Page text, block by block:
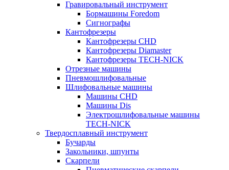
Гравировальный инструмент
Бормашины Foredom
Сигнографы
Кантофрезеры
Кантофрезеры CHD
Кантофрезеры Diamaster
Кантофрезеры TECH-NICK
Отрезные машины
Пневмошлифовальные
Шлифовальные машины
Машины CHD
Машины Dis
Электрошлифовальные машины
TECH-NICK
Твердосплавный инструмент
Бучарды
Закольники, шпунты
Скарпели